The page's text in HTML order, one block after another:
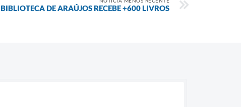
DE ARAÚJOS RECEBE +600 LIVROS